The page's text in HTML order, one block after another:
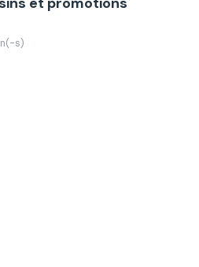
l'application
s)